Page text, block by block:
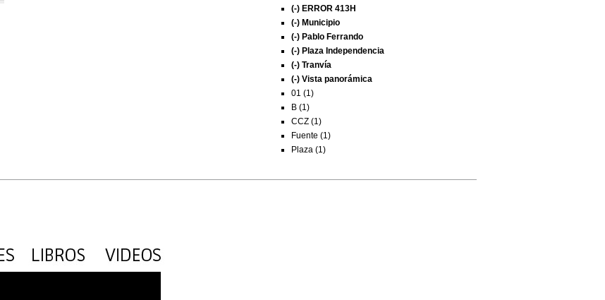
(-) ERROR 413H
(-) Municipio
(-) Pablo Ferrando
(-) Plaza Independencia
(-) Tranvía
(-) Vista panorámica
01 (1)
B (1)
CCZ (1)
Fuente (1)
Plaza (1)